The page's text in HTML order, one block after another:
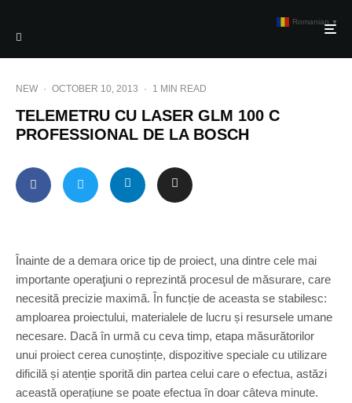
NEW · OCTOBER 10, 2013 · 1 MIN READ
TELEMETRU CU LASER GLM 100 C
PROFESSIONAL DE LA BOSCH
Înainte de a demara orice tip de proiect, una dintre cele mai
importante operaţiuni o reprezintă procesul de măsurare, care
necesită precizie maximă. În funcție de aceasta se stabilesc:
amploarea proiectului, materialele de lucru și resursele umane
necesare. Dacă în urmă cu ceva timp, etapa măsurătorilor
unui proiect cerea cunoștințe, dispozitive speciale cu utilizare
dificilă și atenție sporită din partea celui care o efectua, astăzi
această operațiune se poate efectua în doar câteva minute.
Romanian ▼